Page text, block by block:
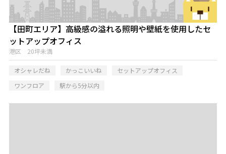
【田町エリア】高級感の溢れる照明や壁紙を使用したセ
ットアップオフィス
港区 20坪未満
オシャレだね かっこいいね
セットアップオフィス
ワンフロア
駅から5分以内